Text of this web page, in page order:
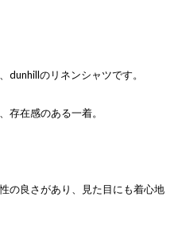
dunhillのリネンシャツです。
存在感のある一着。
の良さがあり、見た目にも着心地